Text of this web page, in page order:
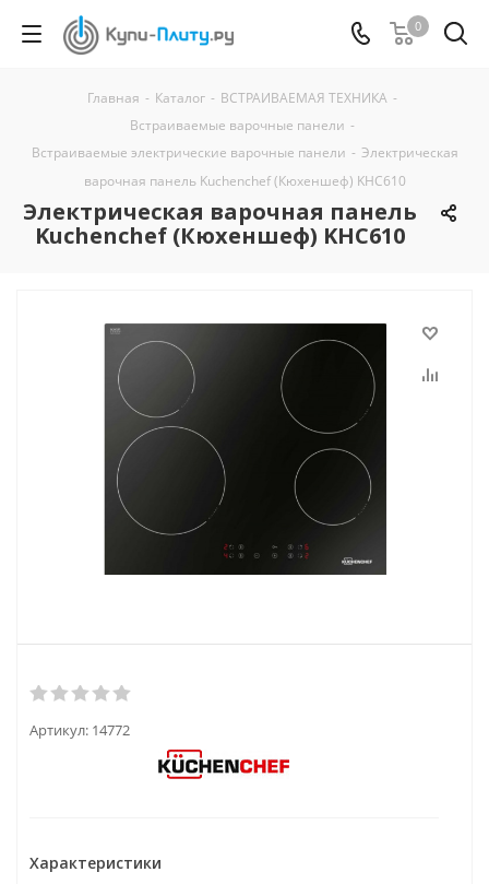
0
Главная - Каталог - ВСТРАИВАЕМАЯ ТЕХНИКА -
Встраиваемые варочные панели -
Встраиваемые электрические варочные панели - Электрическая
варочная панель Kuchenchef (Кюхеншеф) KHC610
Электрическая варочная панель
Kuchenchef (Кюхеншеф) KHC610
Артикул: 14772
Характеристики